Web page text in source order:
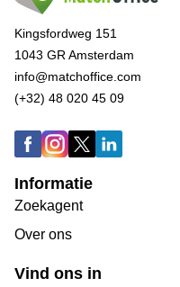
Kingsfordweg 151
1043 GR Amsterdam
info@matchoffice.com
(+32) 48 020 45 09
Informatie
Zoekagent
Over ons
Vind ons in